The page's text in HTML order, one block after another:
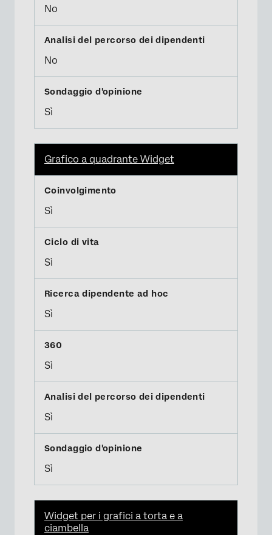
No
No
Sì
Grafico a quadrante Widget
Sì
Sì
Sì
Sì
Sì
Sì
Widget per i grafici a torta e a
ciambella